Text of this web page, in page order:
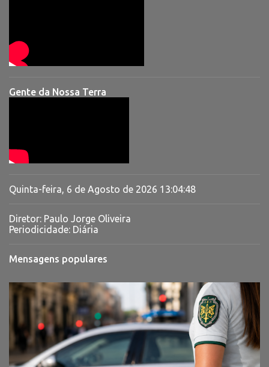
Gente da Nossa Terra
Quinta-feira, 6 de Agosto de 2026 13:04:49
Diretor: Paulo Jorge Oliveira
Periodicidade: Diária
Mensagens populares